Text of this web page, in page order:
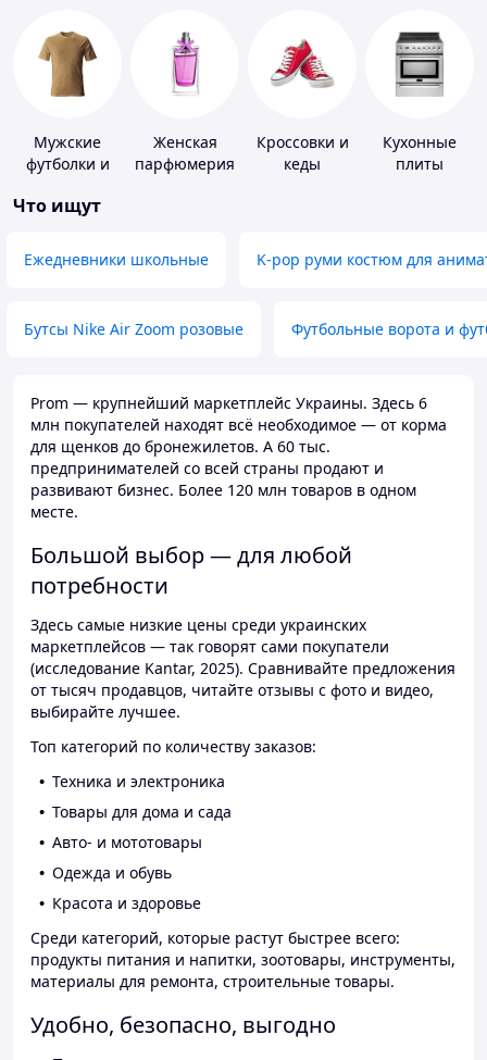
Мужские
футболки и
Женская
парфюмерия
Кроссовки и
кеды
Кухонные
плиты
Что ищут
Ежедневники школьные K-pop руми костюм для
Бутсы Nike Air Zoom розовые Футбольные ворота и
Prom — крупнейший маркетплейс Украины. Здесь 6
млн покупателей находят всё необходимое — от корма
для щенков до бронежилетов. А 60 тыс.
предпринимателей со всей страны продают и
развивают бизнес. Более 120 млн товаров в одном
месте.
Большой выбор — для любой
потребности
Здесь самые низкие цены среди украинских
маркетплейсов — так говорят сами покупатели
(исследование Kantar, 2025). Сравнивайте предложения
от тысяч продавцов, читайте отзывы с фото и видео,
выбирайте лучшее.
Топ категорий по количеству заказов:
Техника и электроника
Товары для дома и сада
Авто- и мототовары
Одежда и обувь
Красота и здоровье
Среди категорий, которые растут быстрее всего:
продукты питания и напитки, зоотовары, инструменты,
материалы для ремонта, строительные товары.
Удобно, безопасно, выгодно